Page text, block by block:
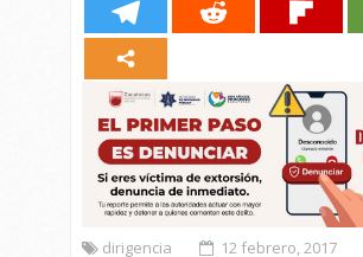
dirigencia 12 febrero, 2017